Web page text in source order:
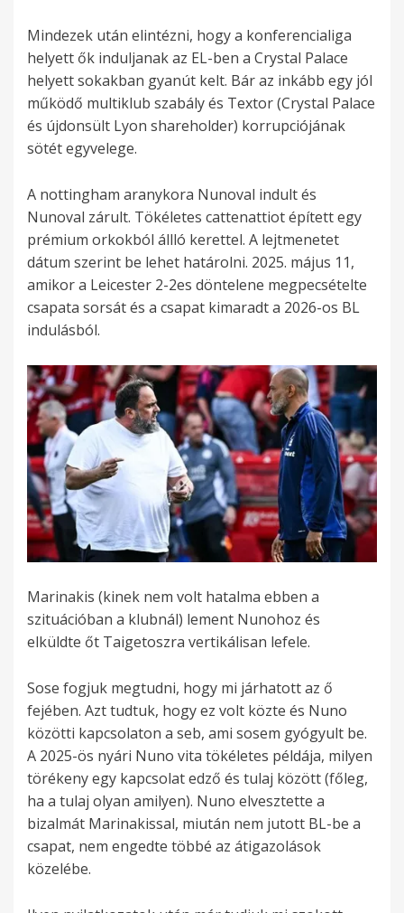
Mindezek után elintézni, hogy a konferencialiga
helyett ők induljanak az EL-ben a Crystal Palace
helyett sokakban gyanút kelt. Bár az inkább egy jól
működő multiklub szabály és Textor (Crystal Palace
és újdonsült Lyon shareholder) korrupciójának
sötét egyvelege.
A nottingham aranykora Nunoval indult és
Nunoval zárult. Tökéletes cattenattiot épített egy
prémium orkokból állló kerettel. A lejtmenetet
dátum szerint be lehet határolni. 2025. május 11,
amikor a Leicester 2-2es döntelene megpecsételte
csapata sorsát és a csapat kimaradt a 2026-os BL
indulásból.
Marinakis (kinek nem volt hatalma ebben a
szituációban a klubnál) lement Nunohoz és
elküldte őt Taigetoszra vertikálisan lefele.
Sose fogjuk megtudni, hogy mi járhatott az ő
fejében. Azt tudtuk, hogy ez volt közte és Nuno
közötti kapcsolaton a seb, ami sosem gyógyult be.
A 2025-ös nyári Nuno vita tökéletes példája, milyen
törékeny egy kapcsolat edző és tulaj között (főleg,
ha a tulaj olyan amilyen). Nuno elvesztette a
bizalmát Marinakissal, miután nem jutott BL-be a
csapat, nem engedte többé az átigazolások
közelébe.